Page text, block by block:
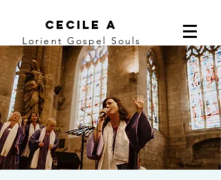
Cecile A
Lorient Gospel Souls